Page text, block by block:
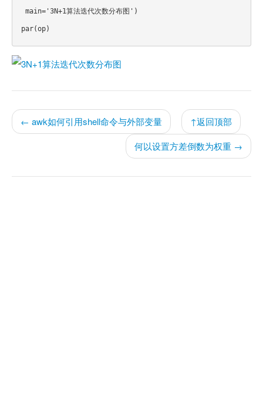
par(op)
← awk如何引用shell命令与外部变量
↑返回顶部
何以设置方差倒数为权重 →